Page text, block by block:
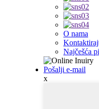
O nama
Najčešća
Pošalji e-mail
x